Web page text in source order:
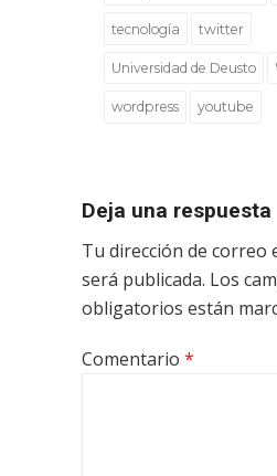
tecnología twitter
Universidad de Deusto
wordpress youtube
Deja una respuesta
Tu dirección de correo
será publicada. Los
obligatorios están
Comentario *